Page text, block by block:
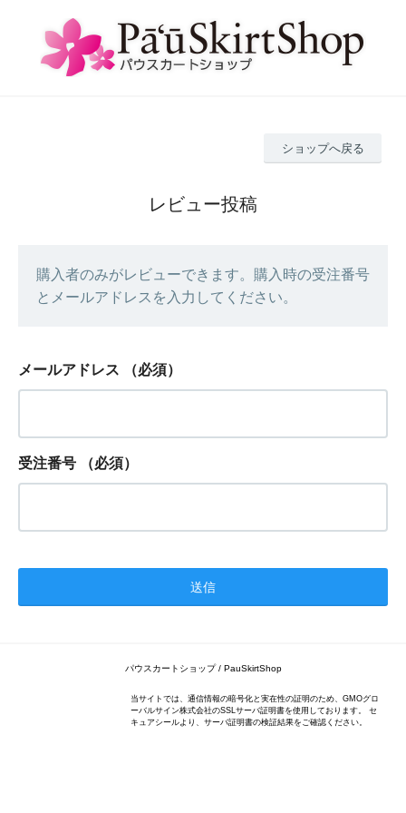
ショップへ戻る
レビュー投稿
購入者のみがレビューできます。購入時の受注番号
とメールアドレスを入力してください。
メールアドレス （必須）
受注番号 （必須）
パウスカートショップ / PauSkirtShop
当サイトでは、通信情報の暗号化と実在性の証明のため、GMOグロ
ーバルサイン株式会社のSSLサーバ証明書を使用しております。 セ
キュアシールより、サーバ証明書の検証結果をご確認ください。